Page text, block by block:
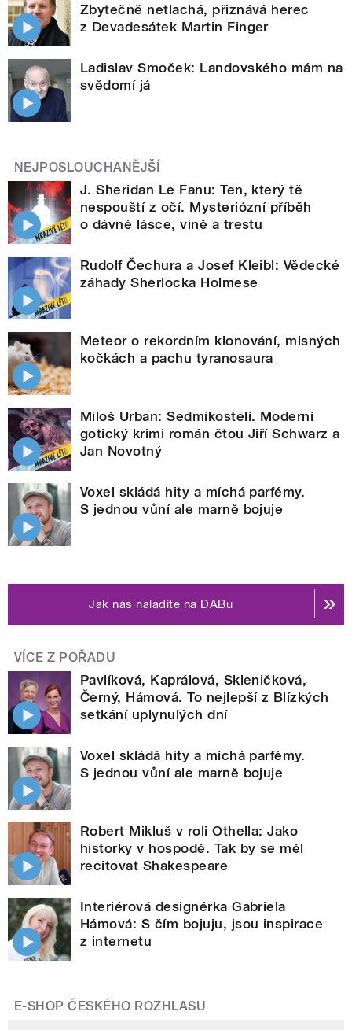
Zbytečně netlachá, přiznává herec
z Devadesátek Martin Finger
Ladislav Smoček: Landovského mám na
svědomí já
NEJPOSLOUCHANĚJŠÍ
J. Sheridan Le Fanu: Ten, který tě
nespouští z očí. Mysteriózní příběh
o dávné lásce, vině a trestu
Rudolf Čechura a Josef Kleibl: Vědecké
záhady Sherlocka Holmese
Meteor o rekordním klonování, mlsných
kočkách a pachu tyranosaura
Miloš Urban: Sedmikostelí. Moderní
gotický krimi román čtou Jiří Schwarz a
Jan Novotný
Voxel skládá hity a míchá parfémy.
S jednou vůní ale marně bojuje
Jak nás naladíte na DABu
VÍCE Z POŘADU
Pavlíková, Kaprálová, Skleničková,
Černý, Hámová. To nejlepší z Blízkých
setkání uplynulých dní
Voxel skládá hity a míchá parfémy.
S jednou vůní ale marně bojuje
Robert Mikluš v roli Othella: Jako
historky v hospodě. Tak by se měl
recitovat Shakespeare
Interiérová designérka Gabriela
Hámová: S čím bojuju, jsou inspirace
z internetu
E-SHOP ČESKÉHO ROZHLASU